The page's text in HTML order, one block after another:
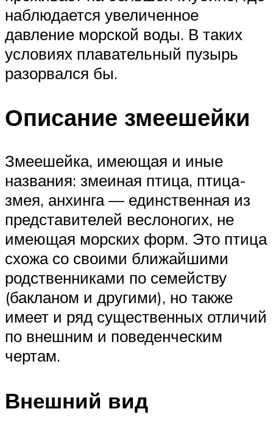
наблюдается увеличенное
давление морской воды. В таких
условиях плавательный пузырь
разорвался бы.
Описание змеешейки
Змеешейка, имеющая и иные
названия: змеиная птица, птица-
змея, анхинга — единственная из
представителей веслоногих, не
имеющая морских форм. Это птица
схожа со своими ближайшими
родственниками по семейству
(бакланом и другими), но также
имеет и ряд существенных отличий
по внешним и поведенческим
чертам.
Внешний вид